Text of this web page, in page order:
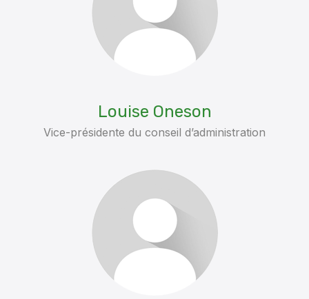
Louise Oneson
Vice-présidente du conseil d’administration